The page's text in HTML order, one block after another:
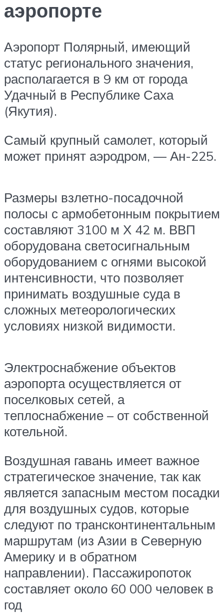
аэропорте
Аэропорт Полярный, имеющий
статус регионального значения,
располагается в 9 км от города
Удачный в Республике Саха
(Якутия).
Самый крупный самолет, который
может принят аэродром, — Ан-225.
Размеры взлетно-посадочной
полосы с армобетонным покрытием
составляют 3100 м Х 42 м. ВВП
оборудована светосигнальным
оборудованием с огнями высокой
интенсивности, что позволяет
принимать воздушные суда в
сложных метеорологических
условиях низкой видимости.
Электроснабжение объектов
аэропорта осуществляется от
поселковых сетей, а
теплоснабжение – от собственной
котельной.
Воздушная гавань имеет важное
стратегическое значение, так как
является запасным местом посадки
для воздушных судов, которые
следуют по трансконтинентальным
маршрутам (из Азии в Северную
Америку и в обратном
направлении). Пассажиропоток
составляет около 60 000 человек в
год